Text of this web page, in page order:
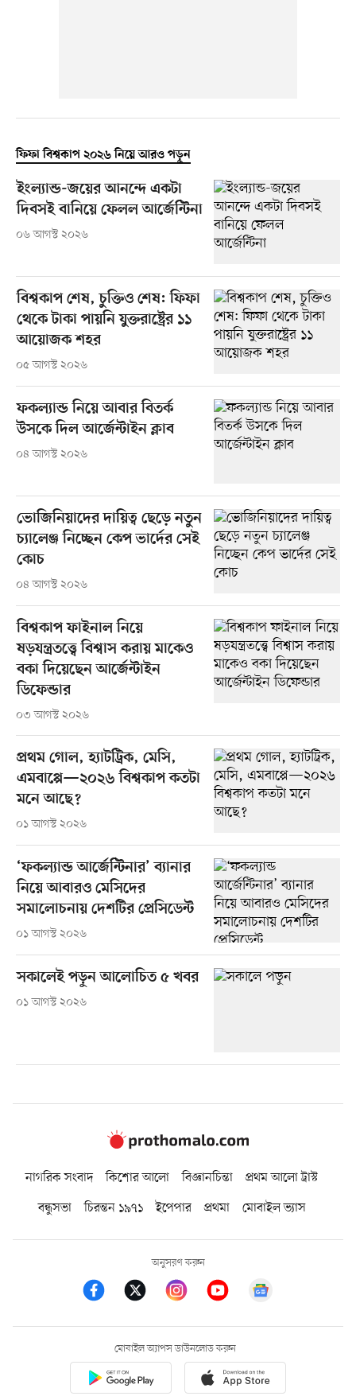
ফিফা বিশ্বকাপ ২০২৬ নিয়ে আরও পড়ুন
ইংল্যান্ড-জয়ের আনন্দে একটা
দিবসই বানিয়ে ফেলল আর্জেন্টিনা
০৬ আগস্ট ২০২৬
বিশ্বকাপ শেষ, চুক্তিও শেষ: ফিফা
থেকে টাকা পায়নি যুক্তরাষ্ট্রের ১১
আয়োজক শহর
০৫ আগস্ট ২০২৬
ফকল্যান্ড নিয়ে আবার বিতর্ক
উসকে দিল আর্জেন্টাইন ক্লাব
০৪ আগস্ট ২০২৬
ভোজিনিয়াদের দায়িত্ব ছেড়ে নতুন
চ্যালেঞ্জ নিচ্ছেন কেপ ভার্দের সেই
কোচ
০৪ আগস্ট ২০২৬
বিশ্বকাপ ফাইনাল নিয়ে
ষড়যন্ত্রতত্ত্বে বিশ্বাস করায় মাকেও
বকা দিয়েছেন আর্জেন্টাইন
ডিফেন্ডার
০৩ আগস্ট ২০২৬
প্রথম গোল, হ্যাটট্রিক, মেসি,
এমবাপ্পে—২০২৬ বিশ্বকাপ কতটা
মনে আছে?
০১ আগস্ট ২০২৬
‘ফকল্যান্ড আর্জেন্টিনার’ ব্যানার
নিয়ে আবারও মেসিদের
সমালোচনায় দেশটির প্রেসিডেন্ট
০১ আগস্ট ২০২৬
সকালেই পড়ুন আলোচিত ৫ খবর
০১ আগস্ট ২০২৬
নাগরিক সংবাদ কিশোর আলো বিজ্ঞানচিন্তা
প্রথম আলো ট্রাস্ট
বন্ধুসভা
চিরন্তন ১৯৭১ ইপেপার প্রথমা মোবাইল ভ্যাস
অনুসরণ করুন
মোবাইল অ্যাপস ডাউনলোড করুন